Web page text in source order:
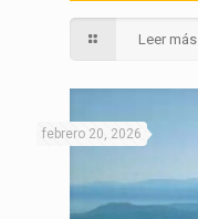
Leer más
febrero 20, 2026